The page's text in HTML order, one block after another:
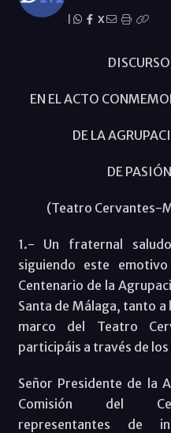
X
EN EL ACTO
DE LA
DE
(Teatro Cervantes-
1.- Un fraternal
siguiendo este
Centenario de la
Santa de Málaga, tanto
marco del Teatro
participáis a través de
Señor Presidente de la
Comisión del
representantes de